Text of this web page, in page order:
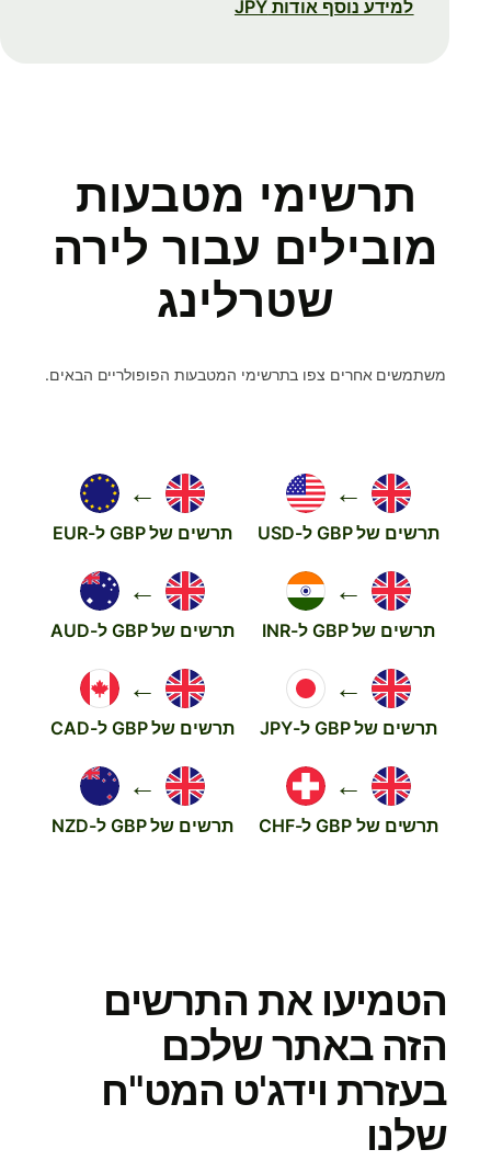
למידע נוסף אודות JPY
תרשימי מטבעות
מובילים עבור לירה
שטרלינג
משתמשים אחרים צפו בתרשימי המטבעות הפופולריים הבאים.
←
תרשים של GBP ל-USD
←
תרשים של GBP ל-EUR
←
תרשים של GBP ל-INR
←
תרשים של GBP ל-AUD
←
תרשים של GBP ל-JPY
←
תרשים של GBP ל-CAD
←
תרשים של GBP ל-CHF
←
תרשים של GBP ל-NZD
הטמיעו את התרשים
הזה באתר שלכם
בעזרת וידג'ט המט"ח
שלנו